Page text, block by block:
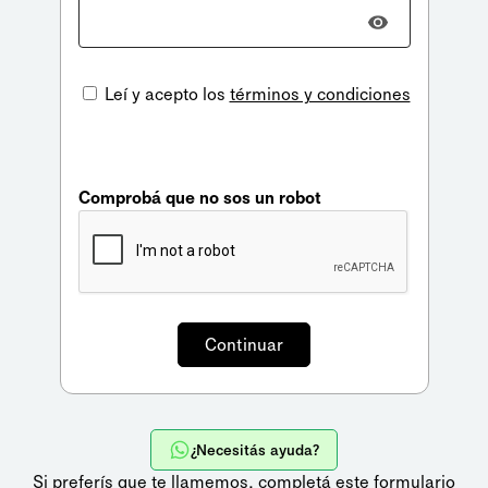
Leí y acepto los términos y condiciones
Comprobá que no sos un robot
¿Necesitás ayuda?
Si preferís que te llamemos, completá este formulario